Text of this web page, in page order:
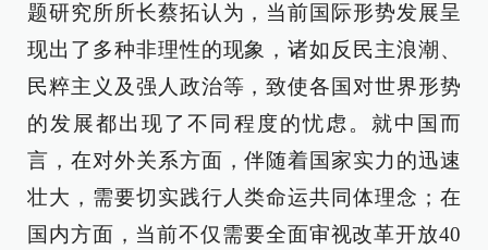
题研究所所长蔡拓认为，当前国际形势发展呈
现出了多种非理性的现象，诸如反民主浪潮、
民粹主义及强人政治等，致使各国对世界形势
的发展都出现了不同程度的忧虑。就中国而
言，在对外关系方面，伴随着国家实力的迅速
壮大，需要切实践行人类命运共同体理念；在
国内方面，当前不仅需要全面审视改革开放40